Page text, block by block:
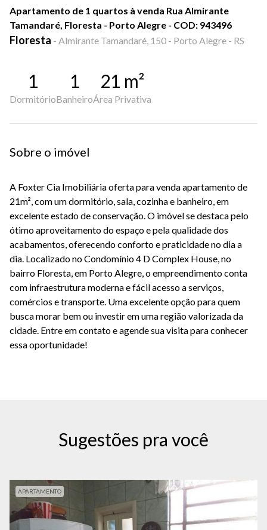
Apartamento de 1 quartos à venda Rua Almirante
Tamandaré, Floresta - Porto Alegre - COD: 943496
Floresta - Almirante Tamandaré, 150 - Porto Alegre - RS
1
Dormitório
1
Banheiro
21 m²
Área Privativa
Sobre o imóvel
A Foxter Cia Imobiliária oferta para venda apartamento de
21m², com um dormitório, sala, cozinha e banheiro, em
excelente estado de conservação. O imóvel se destaca pelo
ótimo aproveitamento do espaço e pela qualidade dos
acabamentos, oferecendo conforto e praticidade no dia a
dia. Localizado no Condomínio 4 D Complex House, no
bairro Floresta, em Porto Alegre, o empreendimento conta
com infraestrutura moderna e fácil acesso a serviços,
comércios e transporte. Uma excelente opção para quem
busca morar bem ou investir em uma região valorizada da
cidade. Entre em contato e agende sua visita para conhecer
essa oportunidade!
Sugestões pra você
APARTAMENTO